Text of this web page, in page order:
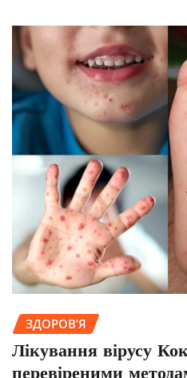
ЗДОРОВ’Я
Лікування вірусу